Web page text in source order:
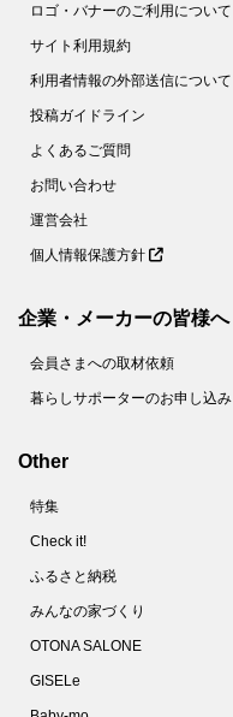
ロゴ・バナーのご利用について
サイト利用規約
利用者情報の外部送信について
投稿ガイドライン
よくあるご質問
お問い合わせ
運営会社
個人情報保護方針
企業・メーカーの皆様へ
会員さまへの取材依頼
暮らしサポーターのお申し込み
Other
特集
Check it!
ふるさと納税
みんなの家づくり
OTONA SALONE
GISELe